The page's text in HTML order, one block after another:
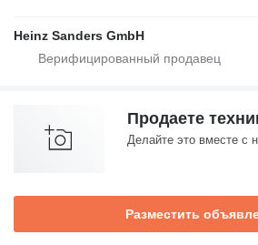
Heinz Sanders GmbH
Продаете
Делайте это вместе с
Разместить